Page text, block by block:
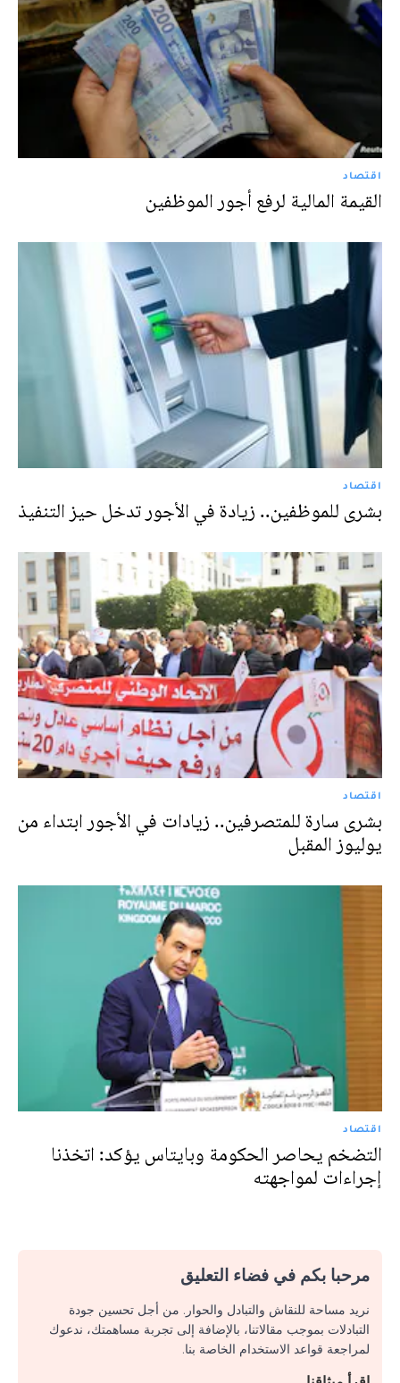
اقتصاد
القيمة المالية لرفع أجور الموظفين
اقتصاد
بشرى للموظفين.. زيادة في الأجور تدخل حيز التنفيذ
اقتصاد
بشرى سارة للمتصرفين.. زيادات في الأجور ابتداء من
يوليوز المقبل
اقتصاد
التضخم يحاصر الحكومة وبايتاس يؤكد: اتخذنا
إجراءات لمواجهته
مرحبا بكم في فضاء التعليق
نريد مساحة للنقاش والتبادل والحوار. من أجل تحسين جودة
التبادلات بموجب مقالاتنا، بالإضافة إلى تجربة مساهمتك، ندعوك
لمراجعة قواعد الاستخدام الخاصة بنا.